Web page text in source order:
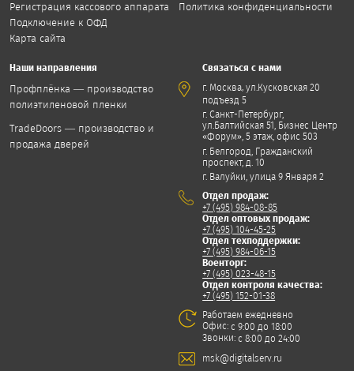
Регистрация кассового аппарата
Подключение к ОФД
Карта сайта
Политика конфиденциальности
Наши направления
Профплёнка — производство
полиэтиленовой пленки
TradeDoors — производство и
продажа дверей
Связаться с нами
г. Москва,ул.Кусковская 20
подъезд 5
г. Санкт-Петербург,
ул.Балтийская 51, Бизнес Центр
«Форум», 5 этаж, офис 503
г. Белгород, Гражданский
проспект, д. 10
г. Валуйки, улица 9 Января 2
Отдел продаж:
+7 (495) 984-08-85
Отдел оптовых продаж:
+7 (495) 104-45-25
Отдел техподдержки:
+7 (495) 984-06-15
Военторг:
+7 (495) 023-48-15
Отдел контроля качества:
+7 (495) 152-01-38
Работаем ежедневно
Офис:с 9:00 до 18:00
Звонки:с 8:00 до 24:00
msk@digitalserv.ru